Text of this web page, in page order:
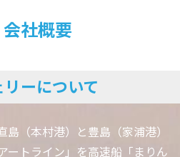
会社概要
ーについて
（本村港）と豊島（家浦港）
ートライン」を高速船「まりん